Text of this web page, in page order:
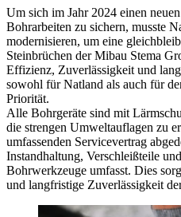
Um sich im Jahr 2024 einen
Bohrarbeiten zu sichern, musste
modernisieren, um eine
Steinbrüchen der Mibau Stema
Effizienz, Zuverlässigkeit und
sowohl für Natland als auch für
Priorität.
Alle Bohrgeräte sind mit
die strengen Umweltauflagen zu
umfassenden Servicevertrag
Instandhaltung, Verschleißteile
Bohrwerkzeuge umfasst. Dies
und langfristige Zuverlässigkeit